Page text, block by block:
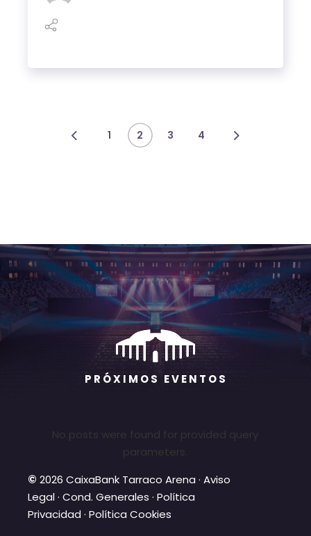
Paginación
1 2 3 4
P R Ó X I M O S E V E N T O S
No posts were found for provided query
parameters.
© 2026 CaixaBank Tarraco Arena · Aviso
Legal·Cond. Generales ·Política
Privacidad ·Política Cookies